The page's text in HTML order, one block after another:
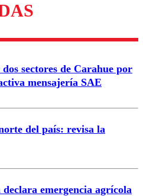
para garantizar un
sectores de Carahue por
mensajería SAE
del país: revisa la
emergencia agrícola